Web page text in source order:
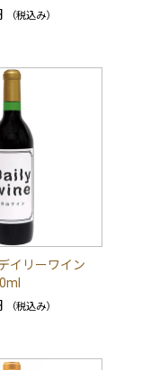
（税込み）
イリーワイン
（税込み）